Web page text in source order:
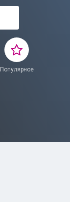
Популярное